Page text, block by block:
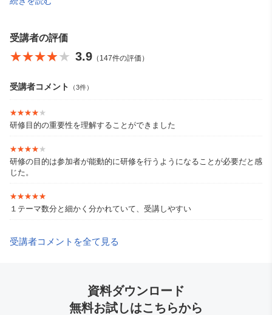
客との関係性構築を目指した「コミュニケーション力教育」に従
ランキング1位を2回獲得。これまでに200社、25,000人以上の支
受講者の評価
★★★★★
★★★★★ 3.9 （147件の評価）
受講者コメント （3件）
★★★★★
★★★★★
研修目的の重要性を理解することができました
★★★★★
★★★★★
研修の目的は参加者が能動的に研修を行うようになることが必要だと感
じた。
★★★★★
★★★★★
１テーマ数分と細かく分かれていて、受講しやすい
受講者コメントを全て見る
資料ダウンロード
無料お試しはこちらから